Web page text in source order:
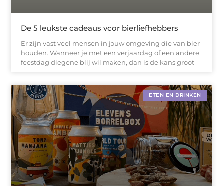
De 5 leukste cadeaus voor bierliefhebbers
Er zijn vast veel mensen in jouw omgeving die van bier
houden. Wanneer je met een verjaardag of een andere
feestdag diegene blij wil maken, dan is de kans groot
ETEN EN DRINKEN